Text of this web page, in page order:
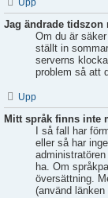
Upp
Jag ändrade tidszon
Om du är
ställt in
serverns
problem så att
Upp
Mitt språk finns inte
I så fall har
eller så har
ha. Om
översättning.
(använd länken